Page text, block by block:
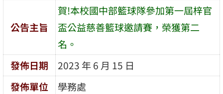
公告主旨
賀!本校國中部籃球隊參加第一屆梓官
盃公益慈善籃球邀請賽，榮獲第二
名。
發佈日期
2023 年 6 月 15 日
發佈單位
學務處